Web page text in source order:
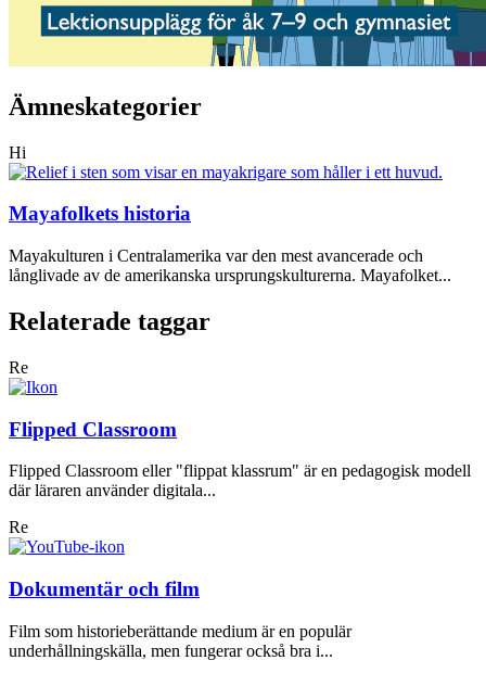
Ämneskategorier
Hi
Mayafolkets historia
Mayakulturen i Centralamerika var den mest avancerade och
långlivade av de amerikanska ursprungskulturerna. Mayafolket...
Relaterade taggar
Re
Flipped Classroom
Flipped Classroom eller "flippat klassrum" är en pedagogisk modell
där läraren använder digitala...
Re
Dokumentär och film
Film som historieberättande medium är en populär
underhållningskälla, men fungerar också bra i...